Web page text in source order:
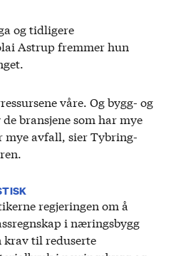
og tidligere
Astrup fremmer hun
våre. Og bygg- og
bransjene som har mye
mye avfall, sier Tybring-
regjeringen om å
i næringsbygg
krav til reduserte